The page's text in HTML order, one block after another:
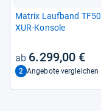
Matrix Lauf­band
XUR-​Kon­sole
6.299,00 €
2 Angebote vergleichen